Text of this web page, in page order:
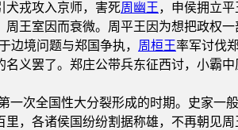
犬戎攻入京师，害死周幽王，申侯拥立
王室因而衰微。周平王因为想把政权
边境问题与郑国争执， 周桓王率军讨伐
义罢了。郑庄公带兵东征西讨，小霸中
一次全国性大分裂形成的时期。史家一
，各诸侯国纷纷割据称雄，不再朝见